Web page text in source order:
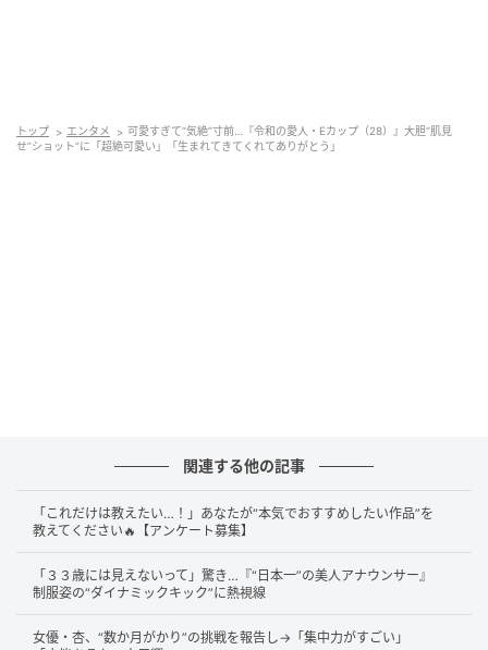
しい」「楽しかったぁ」と、オンラインチェキサイン
トップ エンタメ
可愛すぎて“気絶”寸前…『令和の愛人・Eカップ（28）』大胆“肌見
せ”ショット”に「超絶可愛い」「生まれてきてくれてありがとう」
関連する他の記事
「これだけは教えたい…！」あなたが“本気でおすすめしたい作品”を
教えてください🔥【アンケート募集】
「３３歳には見えないって」驚き…『“日本一”の美人アナウンサー』
制服姿の“ダイナミックキック”に熱視線
女優・杏、“数か月がかり”の挑戦を報告し→「集中力がすごい」